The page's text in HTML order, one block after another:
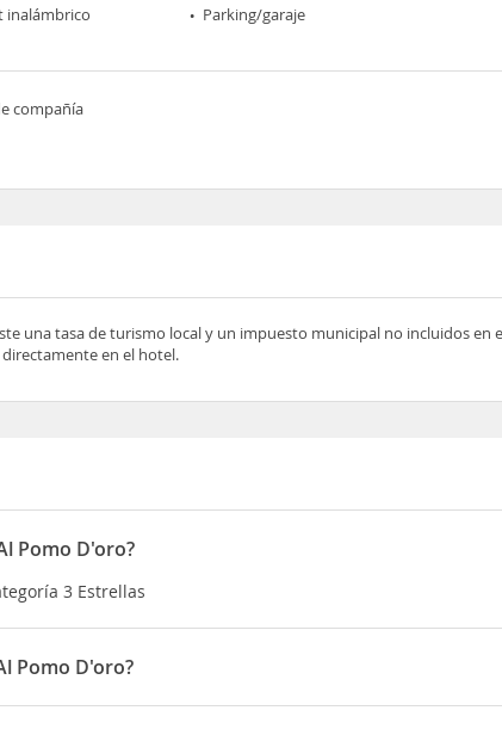
inalámbrico Parking/garaje
compañía
una tasa de turismo local y un impuesto municipal no incluidos en
en el hotel.
Pomo D'oro?
3 Estrellas
Pomo D'oro?
en Piazza San Giovanni 20